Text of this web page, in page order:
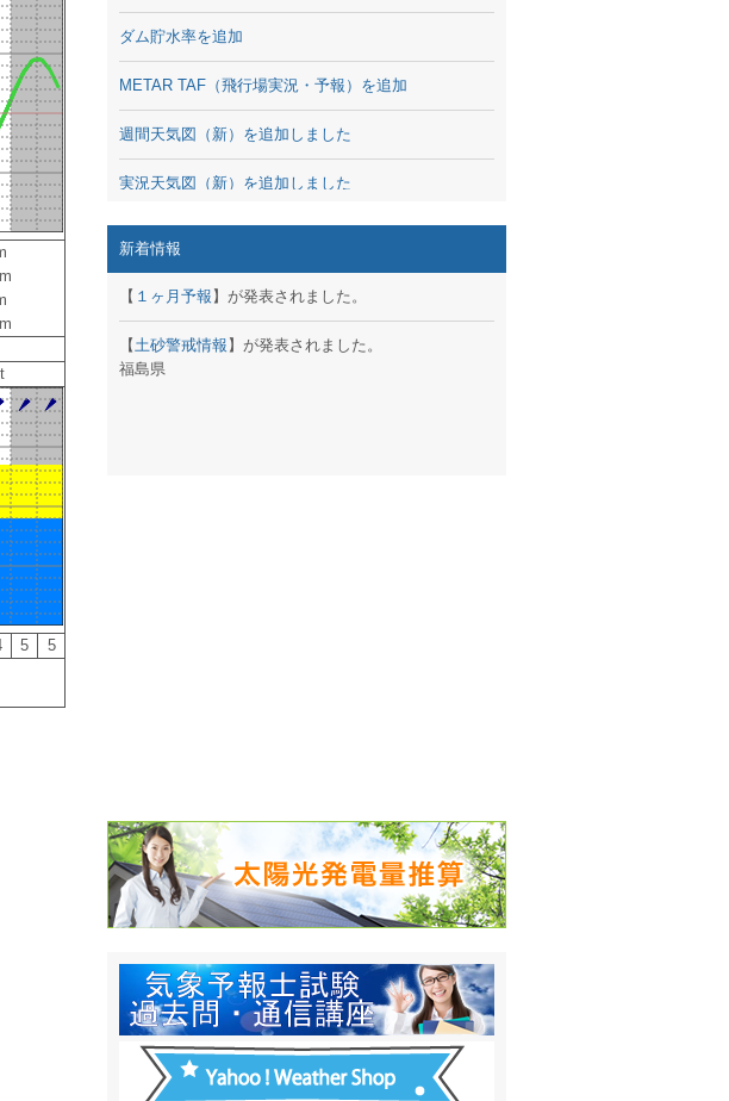
5
5
ダム貯水率を追加
METAR TAF（飛行場実況・予報）を追加
週間天気図（新）を追加しました
実況天気図（新）を追加しました
潮汐・日出没、パワーアップ＆リニューアル
ｽﾏｰﾄﾌｫﾝ用のサイト作成！
結露 10日間予報オプション追加！
ガリレオ温度計&天気管新色登場！
HPリニューアル第２弾：本サイト Update!
HPリニューアル第１弾：英語ページOPEN
週間天気図&週間波浪図を10日に延長しました
新着情報
【 １ヶ月予報 】が発表されました。
【土砂警戒情報 】が発表されました。
福島県